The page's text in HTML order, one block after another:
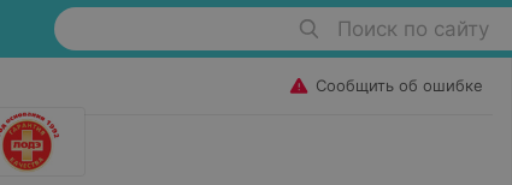
Поиск по сайту
Сообщить об ошибке